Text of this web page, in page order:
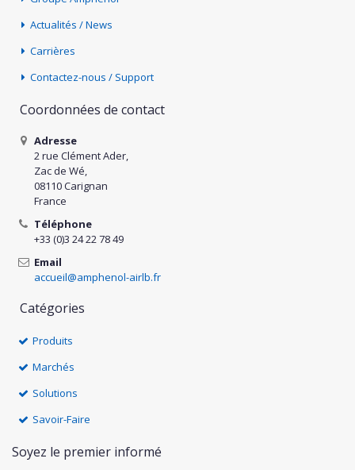
Actualités / News
Carrières
Contactez-nous / Support
Coordonnées de contact
Adresse
2 rue Clément Ader,
Zac de Wé,
08110 Carignan
France
Téléphone
+33 (0)3 24 22 78 49
Email
accueil@amphenol-airlb.fr
Catégories
Produits
Marchés
Solutions
Savoir-Faire
Soyez le premier informé